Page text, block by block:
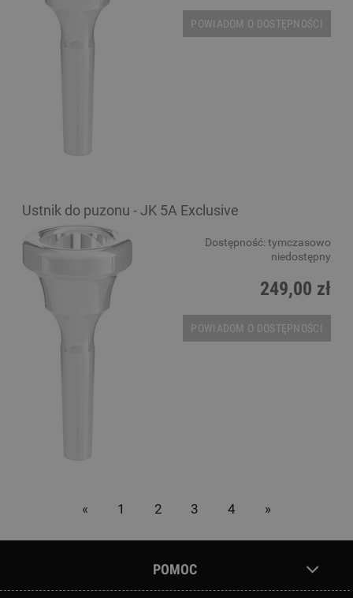
POWIADOM O DOSTĘPNOŚCI
Ustnik do puzonu - JK 5A Exclusive
Dostępność: tymczasowo
niedostępny
249,00 zł
POWIADOM O DOSTĘPNOŚCI
« 1 2 3 4 »
POMOC